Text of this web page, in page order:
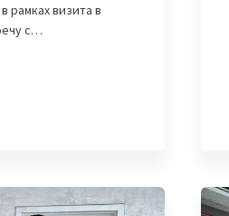
рамках визита в
с…